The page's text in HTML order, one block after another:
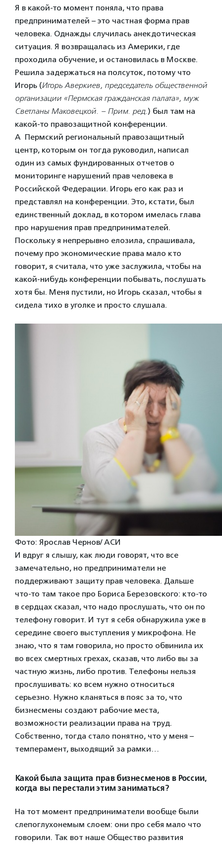
Я в какой-то момент поняла, что права
предпринимателей – это частная форма прав
человека. Однажды случилась анекдотическая
ситуация. Я возвращалась из Америки, где
проходила обучение, и остановилась в Москве.
Решила задержаться на полсуток, потому что
Игорь (Игорь Аверкиев, председатель общественной
организации «Пермская гражданская палата», муж
Светланы Маковецкой. – Прим. ред.) был там на
какой-то правозащитной конференции.
А Пермский региональный правозащитный
центр, которым он тогда руководил, написал
один из самых фундированных отчетов о
мониторинге нарушений прав человека в
Российской Федерации. Игорь его как раз и
представлял на конференции. Это, кстати, был
единственный доклад, в котором имелась глава
про нарушения прав предпринимателей.
Поскольку я непрерывно елозила, спрашивала,
почему про экономические права мало кто
говорит, я считала, что уже заслужила, чтобы на
какой-нибудь конференции побывать, послушать
хотя бы. Меня пустили, но Игорь сказал, чтобы я
сидела тихо в уголке и просто слушала.
Фото: Ярослав Чернов/ АСИ
И вдруг я слышу, как люди говорят, что все
замечательно, но предприниматели не
поддерживают защиту прав человека. Дальше
что-то там такое про Бориса Березовского: кто-то
в сердцах сказал, что надо прослушать, что он по
телефону говорит. И тут я себя обнаружила уже в
середине своего выступления у микрофона. Не
знаю, что я там говорила, но просто обвинила их
во всех смертных грехах, сказав, что либо вы за
частную жизнь, либо против. Телефоны нельзя
прослушивать: ко всем нужно относиться
серьезно. Нужно кланяться в пояс за то, что
бизнесмены создают рабочие места,
возможности реализации права на труд.
Собственно, тогда стало понятно, что у меня –
темперамент, выходящий за рамки…
Какой была защита прав бизнесменов в России,
когда вы перестали этим заниматься?
На тот момент предприниматели вообще были
слепоглухонемым слоем: они про себя мало что
говорили. Так вот наше Общество развития